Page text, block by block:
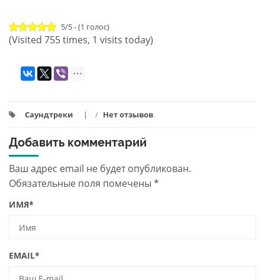
5/5 - (1 голос)
(Visited 755 times, 1 visits today)
Саундтреки / Нет отзывов
Добавить комментарий
Ваш адрес email не будет опубликован.
Обязательные поля помечены *
ИМЯ*
EMAIL*